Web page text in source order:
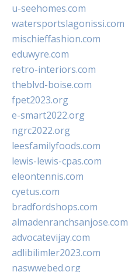
u-seehomes.com
watersportslagonissi.com
mischieffashion.com
eduwyre.com
retro-interiors.com
theblvd-boise.com
fpet2023.org
e-smart2022.org
ngrc2022.org
leesfamilyfoods.com
lewis-lewis-cpas.com
eleontennis.com
cyetus.com
bradfordshops.com
almadenranchsanjose.com
advocatevijay.com
adlibilimler2023.com
naswwebed.org